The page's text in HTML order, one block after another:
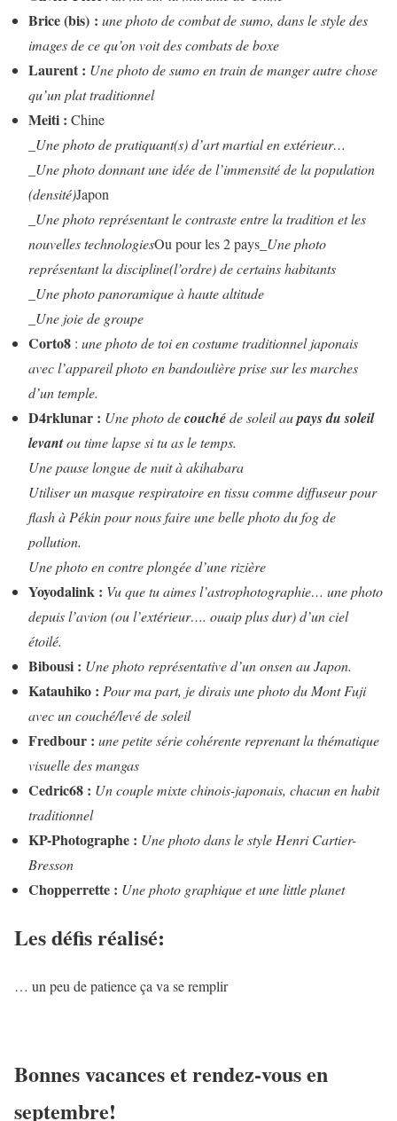
Brice (bis) : une photo de combat de sumo, dans le style des
images de ce qu’on voit des combats de boxe
Laurent : Une photo de sumo en train de manger autre chose
qu’un plat traditionnel
Meiti : Chine
_Une photo de pratiquant(s) d’art martial en extérieur…
_Une photo donnant une idée de l’immensité de la population
(densité)Japon
_Une photo représentant le contraste entre la tradition et les
nouvelles technologiesOu pour les 2 pays _Une photo
représentant la discipline(l’ordre) de certains habitants
_Une photo panoramique à haute altitude
_Une joie de groupe
Corto8 : une photo de toi en costume traditionnel japonais
avec l’appareil photo en bandoulière prise sur les marches
d’un temple.
D4rklunar : Une photo decouchéde soleil aupays du soleil
levantou time lapse si tu as le temps.
Une pause longue de nuit à akihabara
Utiliser un masque respiratoire en tissu comme diffuseur pour
flash à Pékin pour nous faire une belle photo du fog de
pollution.
Une photo en contre plongée d’une rizière
Yoyodalink : Vu que tu aimes l’astrophotographie… une photo
depuis l’avion (ou l’extérieur…. ouaip plus dur) d’un ciel
étoilé.
Bibousi : Une photo représentative d’un onsen au Japon.
Katauhiko : Pour ma part, je dirais une photo du Mont Fuji
avec un couché/levé de soleil
Fredbour : une petite série cohérente reprenant la thématique
visuelle des mangas
Cedric68 : Un couple mixte chinois-japonais, chacun en habit
traditionnel
KP-Photographe : Une photo dans le style Henri Cartier-
Bresson
Chopperrette : Une photo graphique et une little planet
Les défis réalisé:
… un peu de patience ça va se remplir
Bonnes vacances et rendez-vous en
septembre!